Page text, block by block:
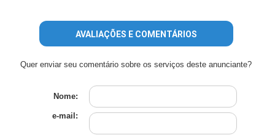
AVALIAÇÕES E COMENTÁRIOS
Quer enviar seu comentário sobre os serviços deste anunciante?
Nome:
e-mail: